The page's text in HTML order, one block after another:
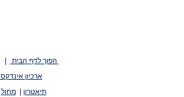
הפוך לדף הבית
ארכיון אינדקס
תיאטרון
|מחול